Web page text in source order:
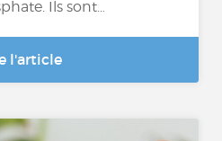
Ils sont…
l'article